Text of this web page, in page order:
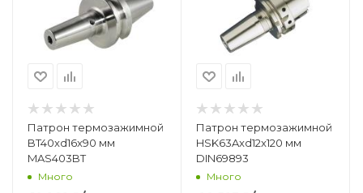
Патрон термозажимной
BT40xd16x90 мм
MAS403BT
Много
Патрон термозажимной
HSK63Axd12x120 мм
DIN69893
Много